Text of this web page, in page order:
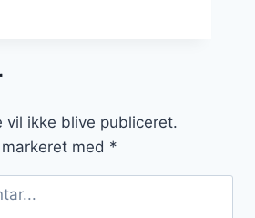
vil ikke blive publiceret.
med *